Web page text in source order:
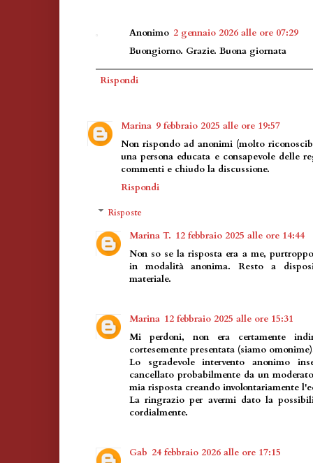
Anonimo 2 gennaio 2026 alle ore 07:29
Buongiorno. Grazie. Buona giornata
Rispondi
Marina 9 febbraio 2025 alle ore 19:57
Non rispondo ad anonimi (molto
una persona educata e consapevole delle
commenti e chiudo la discussione.
Rispondi
Risposte
Marina T. 12 febbraio 2025 alle ore 14:44
Non so se la risposta era a me,
in modalità anonima. Resto a
materiale.
Marina 12 febbraio 2025 alle ore 15:31
Mi perdoni, non era certamente
cortesemente presentata (siamo
Lo sgradevole intervento anonimo
cancellato probabilmente da un
mia risposta creando involontariamente
La ringrazio per avermi dato la
cordialmente.
Gab 24 febbraio 2026 alle ore 17:15